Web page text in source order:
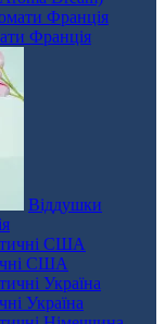
Франція
Віддушки
США
Україна